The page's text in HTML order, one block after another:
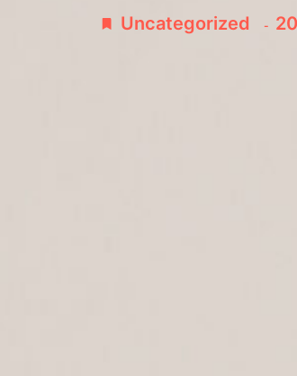
Uncategorized -